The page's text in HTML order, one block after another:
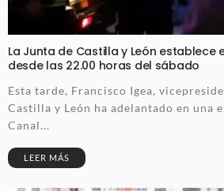
La Junta de Castilla y León establece
desde las 22.00 horas del sábado
Esta tarde, Francisco Igea,
Castilla y León ha adelantado en una
Canal...
LEER MÁS